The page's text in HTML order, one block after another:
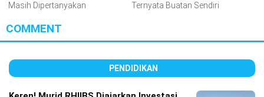
Masih Dipertanyakan
Ternyata Buatan Sendiri
COMMENT
PENDIDIKAN